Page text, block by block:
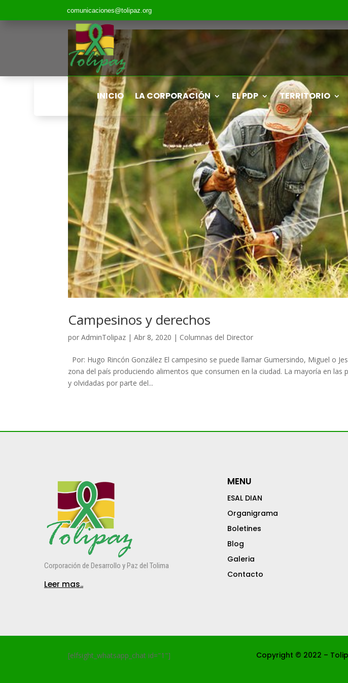
comunicaciones@tolipaz.org
INICIO LA CORPORACIÓN EL PDP TERRITORIO
Campesinos y derechos
porAdminTolipaz |Abr 8, 2020 | Columnas del Director
Por: Hugo Rincón González El campesino se puede llamar Gumersindo, Miguel o
zona del país produciendo alimentos que consumen en la ciudad. La mayoría en las
y olvidadas por parte del...
Corporación de Desarrollo y Paz del Tolima
Leer mas..
MENU
ESAL DIAN
Organigrama
Boletines
Blog
Galeria
Contacto
Copyright © 2022 –
[elfsight_whatsapp_chat id="1"]